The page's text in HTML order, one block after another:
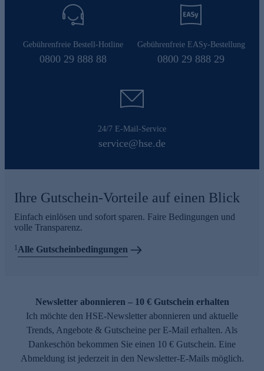
Gebührenfreie Bestell-Hotline
0800 29 888 88
Gebührenfreie EASy-Bestellung
0800 29 888 29
24/7 E-Mail-Service
service@hse.de
Ihre Gutschein-Vorteile auf einen Blick
Einfach einlösen und sofort sparen. Faire Bedingungen und
volle Transparenz.
1 Alle Gutscheinbedingungen
Newsletter abonnieren – 10 € Gutschein erhalten
Ich möchte den HSE-Newsletter abonnieren und aktuelle
Trends, Angebote & Gutscheine per E-Mail erhalten. Als
Dankeschön bekommen Sie einen 10 € Gutschein. Eine
Abmeldung ist jederzeit in den Newsletter-E-Mails möglich.